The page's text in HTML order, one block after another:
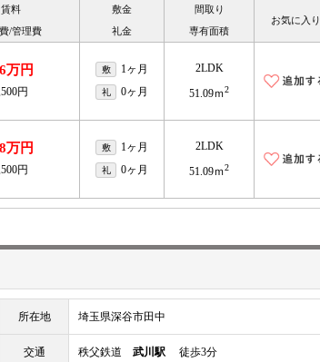
賃料
/管理費
敷金
礼金
間取り
専有面積
お気に入り
万円
円
敷 1ヶ月
礼 0ヶ月
2LDK
51.09ｍ2
万円
円
敷 1ヶ月
礼 0ヶ月
2LDK
51.09ｍ2
所在地 埼玉県深谷市田中
交通 秩父鉄道 武川駅 徒歩3分